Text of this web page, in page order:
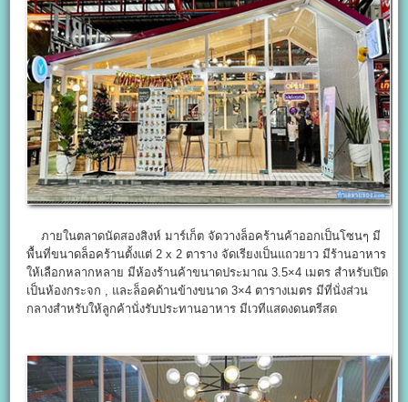
ภายในตลาดนัดสองสิงห์ มาร์เก็ต จัดวางล็อคร้านค้าออกเป็นโซนๆ มี
พื้นที่ขนาดล็อคร้านตั้งแต่ 2 x 2 ตาราง จัดเรียงเป็นแถวยาว มีร้านอาหาร
ให้เลือกหลากหลาย มีห้องร้านค้าขนาดประมาณ 3.5×4 เมตร สำหรับเปิด
เป็นห้องกระจก , และล็อคด้านข้างขนาด 3×4 ตารางเมตร มีที่นั่งส่วน
กลางสำหรับให้ลูกค้านั่งรับประทานอาหาร มีเวทีแสดงดนตรีสด